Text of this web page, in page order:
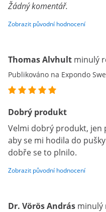
Žádný komentář.
Zobrazit původní hodnocení
Thomas Alvhult minulý
Publikováno na Expondo
Dobrý produkt
Velmi dobrý produkt, jen
aby se mi hodila do
dobře se to plnilo.
Zobrazit původní hodnocení
Dr. Vörös András minulý